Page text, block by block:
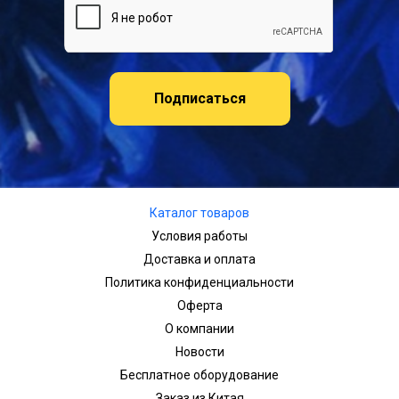
Подписаться
Каталог товаров
Условия работы
Доставка и оплата
Политика конфиденциальности
Оферта
О компании
Новости
Бесплатное оборудование